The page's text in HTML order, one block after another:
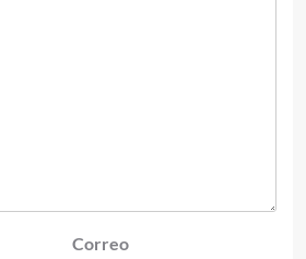
Correo